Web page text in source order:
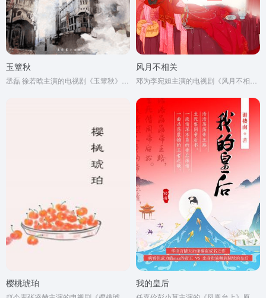
玉簟秋 风月不相关
樱桃琥珀 我的皇后